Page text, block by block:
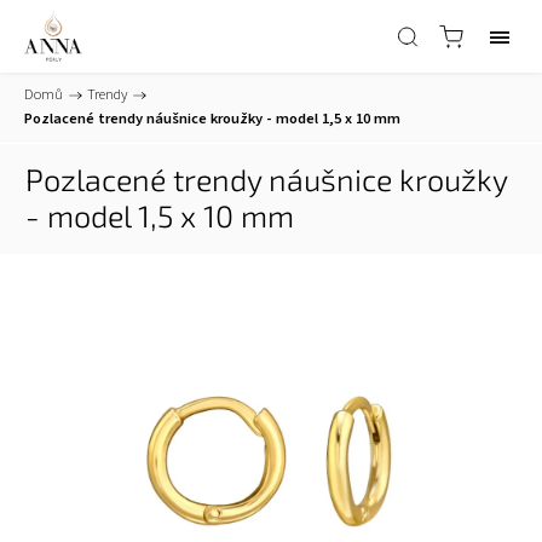
Domů / Trendy /
Pozlacené trendy náušnice kroužky - model 1,5 x 10 mm
Pozlacené trendy náušnice kroužky
- model 1,5 x 10 mm